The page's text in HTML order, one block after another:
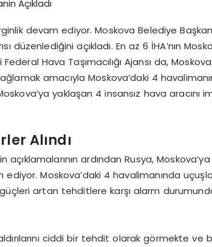
devam ediyor. Moskova Belediye
düzenlediğini açıkladı. En az 6 İHA’nın
Hava Taşımacılığı Ajansı da,
amacıyla Moskova’daki 4
yaklaşan 4 insansız hava aracını
Alındı
ardından Rusya,
ediyor. Moskova’daki 4 havalimanında
artan tehditlere karşı alarm
ciddi bir tehdit olarak görmekte ve